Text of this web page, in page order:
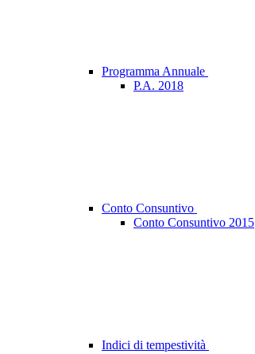
Programma Annuale
P.A. 2018
Conto Consuntivo
Conto Consuntivo 2015
Indici di tempestività